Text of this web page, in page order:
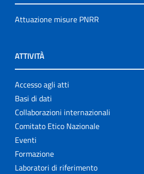
Attuazione misure PNRR
ATTIVITÀ
Accesso agli atti
Basi di dati
Collaborazioni internazionali
Comitato Etico Nazionale
Eventi
Formazione
Laboratori di riferimento